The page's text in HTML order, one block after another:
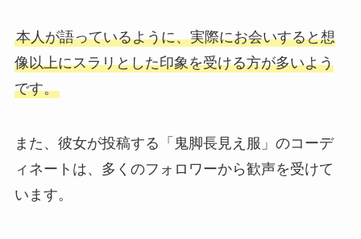
本人が語っているように、実際にお会いすると想
像以上にスラリとした印象を受ける方が多いよう
です。
また、彼女が投稿する「鬼脚長見え服」のコーデ
ィネートは、多くのフォロワーから歓声を受けて
います。